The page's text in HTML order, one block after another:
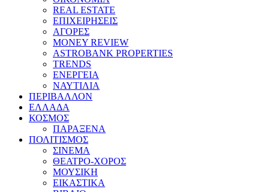
REAL ESTATE
ΕΠΙΧΕΙΡΗΣΕΙΣ
ΑΓΟΡΕΣ
MONEY REVIEW
ASTROBANK PROPERTIES
TRENDS
ΕΝΕΡΓΕΙΑ
ΝΑΥΤΙΛΙΑ
ΠΕΡΙΒΑΛΛΟΝ
ΕΛΛΑΔΑ
ΚΟΣΜΟΣ
ΠΑΡΑΞΕΝΑ
ΠΟΛΙΤΙΣΜΟΣ
ΣΙΝΕΜΑ
ΘΕΑΤΡΟ-ΧΟΡΟΣ
ΜΟΥΣΙΚΗ
ΕΙΚΑΣΤΙΚΑ